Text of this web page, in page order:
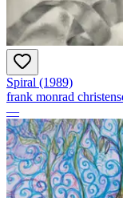
Spiral (1989)
frank monrad
—